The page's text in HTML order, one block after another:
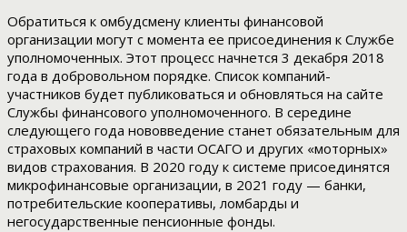
Обратиться к омбудсмену клиенты финансовой
организации могут с момента ее присоединения к Службе
уполномоченных. Этот процесс начнется 3 декабря 2018
года в добровольном порядке. Список компаний-
участников будет публиковаться и обновляться на сайте
Службы финансового уполномоченного. В середине
следующего года нововведение станет обязательным для
страховых компаний в части ОСАГО и других «моторных»
видов страхования. В 2020 году к системе присоединятся
микрофинансовые организации, в 2021 году — банки,
потребительские кооперативы, ломбарды и
негосударственные пенсионные фонды.